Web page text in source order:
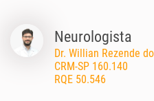
Neurologista
Dr. Willian Rezende
CRM-SP 160.140
RQE 50.546